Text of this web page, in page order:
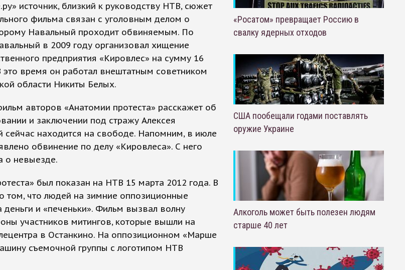
источник, близкий к руководству НТВ, сюжет
фильма связан с уголовным делом о
Навальный проходит обвиняемым. По
в 2009 году организовал хищение
предприятия «Кировлес» на сумму 16
это время он работал внештатным советником
области Никиты Белых.
авторов «Анатомии протеста» расскажет об
и заключении под стражу Алексея
сейчас находится на свободе. Напомним, в июле
обвинение по делу «Кировлеса». С него
о невыезде.
был показан на НТВ 15 марта 2012 года. В
том, что людей на зимние оппозиционные
деньги и «печеньки». Фильм вызвал волну
участников митингов, которые вышли на
в Останкино. На оппозиционном «Марше
съемочной группы с логотипом НТВ
«Росатом» превращает Россию в
свалку ядерных отходов
США пообещали годами поставлять
оружие Украине
Алкоголь может быть полезен людям
старше 40 лет